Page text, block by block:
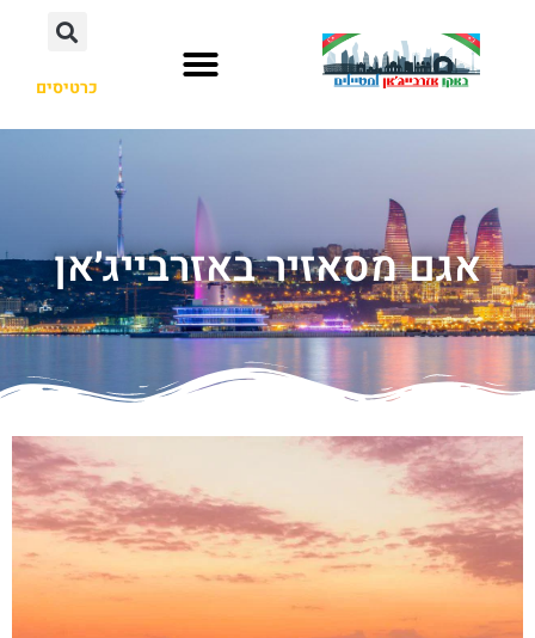
כרטיסים
אגם מסאזיר באזרבייג׳אן